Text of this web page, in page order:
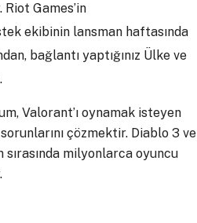
Games’in
ekibinin lansman haftasında
bağlantı yaptığınız Ülke ve
Valorant’ı oynamak isteyen
çözmektir. Diablo 3 ve
milyonlarca oyuncu